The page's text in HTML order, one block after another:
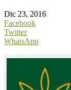
Dic 23, 2016
Facebook
Twitter
WhatsApp